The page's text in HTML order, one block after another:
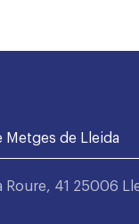
Metges de Lleida
Roure, 41 25006